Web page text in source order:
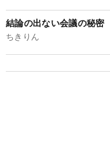
結論の出ない会議の秘密
ちきりん